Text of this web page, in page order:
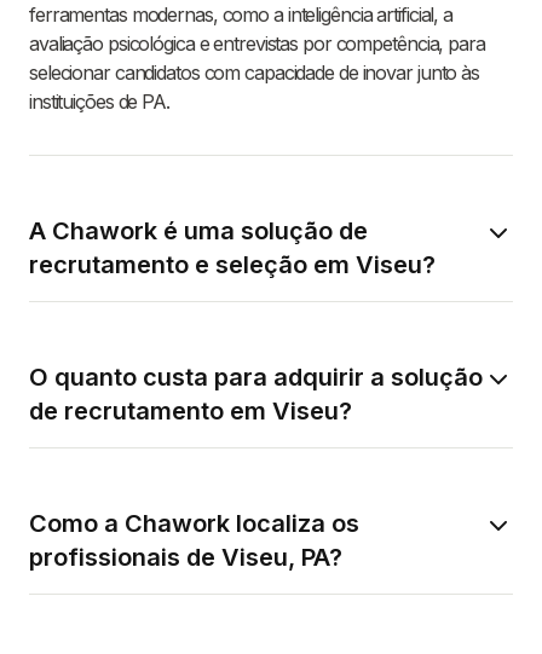
ferramentas modernas, como a inteligência artificial, a
avaliação psicológica e entrevistas por competência, para
selecionar candidatos com capacidade de inovar junto às
instituições de PA.
A Chawork é uma solução de
recrutamento e seleção em Viseu?
O quanto custa para adquirir a solução
de recrutamento em Viseu?
Como a Chawork localiza os
profissionais de Viseu, PA?